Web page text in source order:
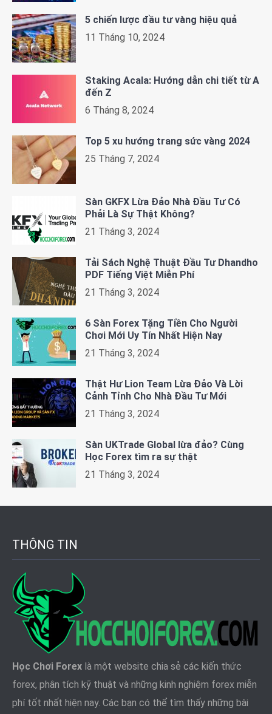
5 chiến lược đầu tư vàng hiệu quả
11 Tháng 10, 2024
Staking Acala: Hướng dẫn chi tiết từ A
đến Z
6 Tháng 8, 2024
Top 5 xu hướng trang sức vàng 2024
25 Tháng 7, 2024
Sàn GKFX Lừa Đảo Nhà Đầu Tư Có
Phải Là Sự Thật Không?
21 Tháng 3, 2024
Tải Sách Nghệ Thuật Đầu Tư Dhandho
PDF Tiếng Việt Miễn Phí
21 Tháng 3, 2024
6 Sàn Forex Tặng Tiền Cho Người
Chơi Mới Uy Tín Nhất Hiện Nay
21 Tháng 3, 2024
Thật Hư Lion Team Lừa Đảo Và Lời
Cảnh Tỉnh Cho Nhà Đầu Tư Mới
21 Tháng 3, 2024
Sàn UKTrade Global lừa đảo? Cùng
Học Forex tìm ra sự thật
21 Tháng 3, 2024
THÔNG TIN
Học Chơi Forex là một website chia sẻ các kiến thức
forex, phân tích kỹ thuật và những kinh nghiệm forex miễn
phí tốt nhất hiện nay. Các bạn có thể tìm thấy những bài